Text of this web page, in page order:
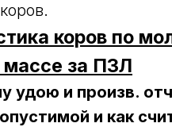
коров по
массе за ПЗЛ
удою и произв.
и как